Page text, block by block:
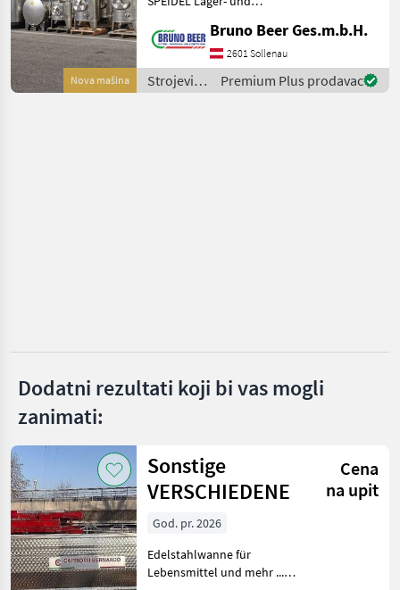
Letina
MARKETPLACE
Ponude
Nova mašina
AKTIONSPREISEN prompt
verfügbar. Strojevi za
vinogradarstvo Cisterne za
vino
Bruno Beer Ges.m.b.H.
2601 Sollenau
Strojevi
za
Premium Plus prodavac
Dodatni rezultati koji bi vas mogli
zanimati:
Sonstige
VERSCHIEDENE
Cena
na upit
God. pr. 2026
Edelstahlwanne für
Lebensmittel und mehr ...